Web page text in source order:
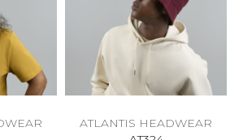
ATLANTIS HEADWEAR